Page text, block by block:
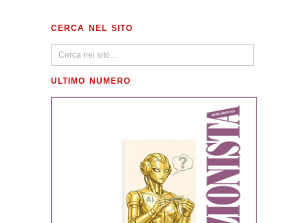
CERCA NEL SITO
ULTIMO NUMERO